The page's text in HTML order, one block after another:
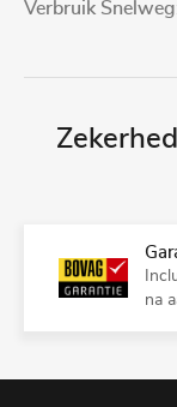
Verbruik
na